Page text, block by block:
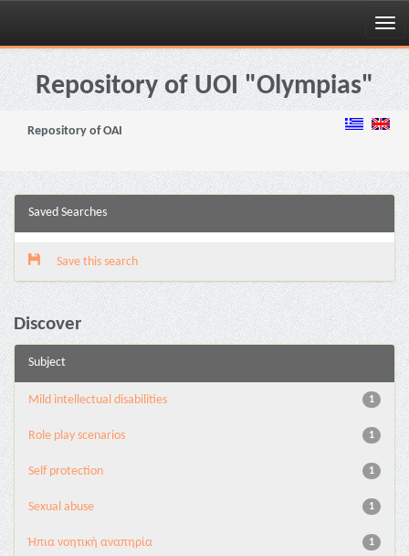
Skip
navigationRepository of UOI "Olympias"
Repository of OAI
Saved Searches
Save this search
Discover
Subject
1
Mild intellectual disabilities
1
Role play scenarios
1
Self protection
1
Sexual abuse
1
Ήπια νοητική αναπηρία